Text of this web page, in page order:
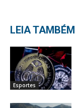
LEIA TAMBÉM
Esportes